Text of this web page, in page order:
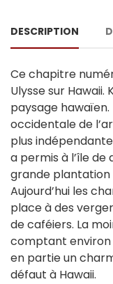
DESCRIPTION
Ce chapitre
Ulysse sur
paysage hawaïen.
occidentale de
plus
a permis à l’île de
grande plantation
Aujourd’hui les
place à des
de caféiers. La
comptant environ
en partie un
défaut à Hawaii.